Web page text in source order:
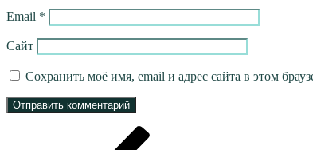
Email *
Сайт
Сохранить моё имя, email и адрес сайта в этом